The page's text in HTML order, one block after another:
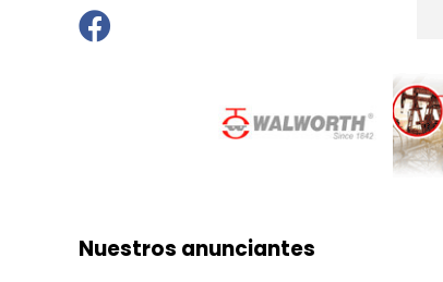
Nuestros anunciantes